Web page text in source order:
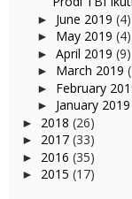
► June 2019 (4)
► May 2019 (4)
► April 2019 (9)
► March 2019
► February
► January 2019
► 2018 (26)
► 2017 (33)
► 2016 (35)
► 2015 (17)